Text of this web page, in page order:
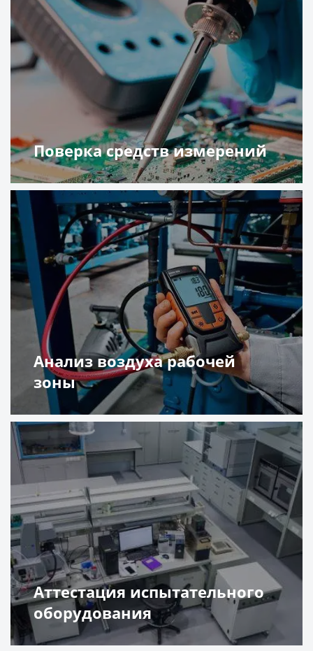
Поверка средств измерений
Подробнее
Анализ воздуха рабочей
зоны
Подробнее
Аттестация испытательного
оборудования